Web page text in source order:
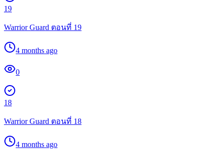
19
Warrior Guard ตอนที่ 19
4 months ago
0
18
Warrior Guard ตอนที่ 18
4 months ago